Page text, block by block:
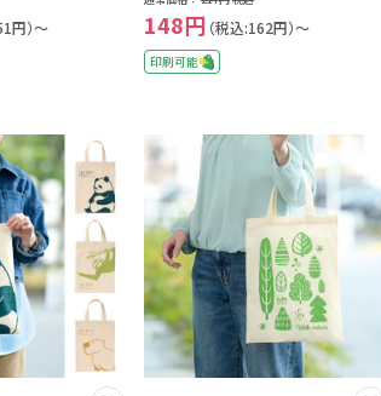
円）～ 148円 （税込:162円）～
印刷可能